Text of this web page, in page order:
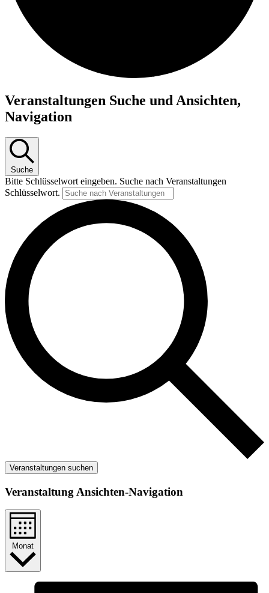
Veranstaltungen
Veranstaltungen Suche und Ansichten,
Navigation
Suche
Bitte Schlüsselwort eingeben. Suche nach Veranstaltungen
Schlüsselwort.
Veranstaltungen suchen
Veranstaltung Ansichten-Navigation
Monat